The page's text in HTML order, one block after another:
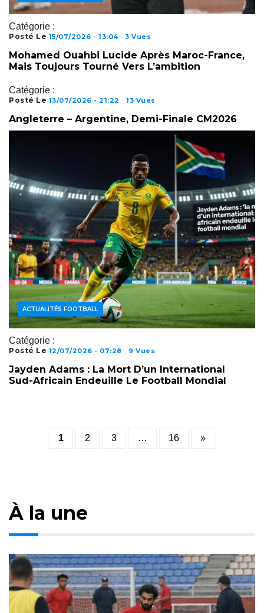
Catégorie :
Posté Le 15/07/2026 - 13:04 3 Vues
Mohamed Ouahbi Lucide Après Maroc-France,
Mais Toujours Tourné Vers L’ambition
Catégorie :
ACTUALITÉS FOOTBALL
FOOTBALL INTERNATIONAL
Posté Le 13/07/2026 - 21:22 13 Vues
Angleterre – Argentine, Demi-Finale CM2026
Catégorie :
ACTUALITÉS FOOTBALL
Posté Le 12/07/2026 - 07:28 9 Vues
Jayden Adams : La Mort D’un International
Sud-Africain Endeuille Le Football Mondial
Posts
1 2 3 … 16 »
À la une